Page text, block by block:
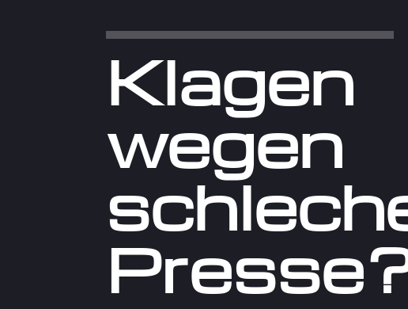
Klagen
wegen